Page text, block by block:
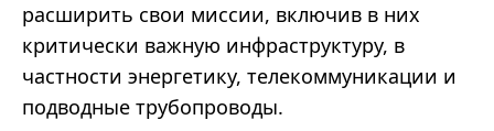
расширить свои миссии, включив в них
критически важную инфраструктуру, в
частности энергетику, телекоммуникации и
подводные трубопроводы.